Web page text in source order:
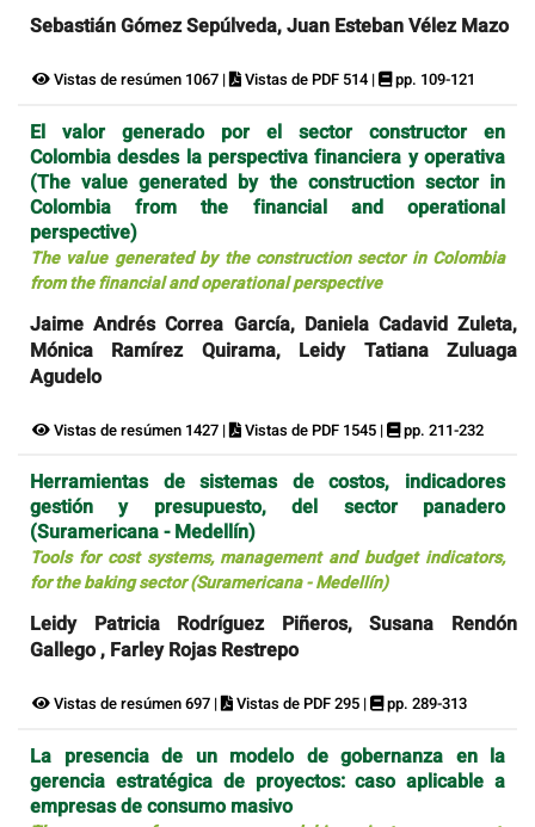
Sebastián Gómez Sepúlveda, Juan Esteban Vélez Mazo
Vistas de resúmen 1067 | Vistas de PDF 514 | pp. 109-121
El valor generado por el sector constructor en
Colombia desdes la perspectiva financiera y operativa
(The value generated by the construction sector in
Colombia from the financial and operational
perspective)
The value generated by the construction sector in Colombia
from the financial and operational perspective
Jaime Andrés Correa García, Daniela Cadavid Zuleta,
Mónica Ramírez Quirama, Leidy Tatiana Zuluaga
Agudelo
Vistas de resúmen 1427 | Vistas de PDF 1545 | pp. 211-232
Herramientas de sistemas de costos, indicadores
gestión y presupuesto, del sector panadero
(Suramericana - Medellín)
Tools for cost systems, management and budget indicators,
for the baking sector (Suramericana - Medellín)
Leidy Patricia Rodríguez Piñeros, Susana Rendón
Gallego , Farley Rojas Restrepo
Vistas de resúmen 697 | Vistas de PDF 295 | pp. 289-313
La presencia de un modelo de gobernanza en la
gerencia estratégica de proyectos: caso aplicable a
empresas de consumo masivo